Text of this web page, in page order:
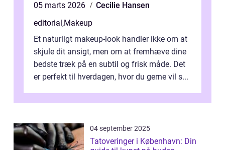
05 marts 2026
Cecilie Hansen
editorial,Makeup
Et naturligt makeup-look handler ikke om at
skjule dit ansigt, men om at fremhæve dine
bedste træk på en subtil og frisk måde. Det
er perfekt til hverdagen, hvor du gerne vil s...
04 september 2025
Tatoveringer i København: Din